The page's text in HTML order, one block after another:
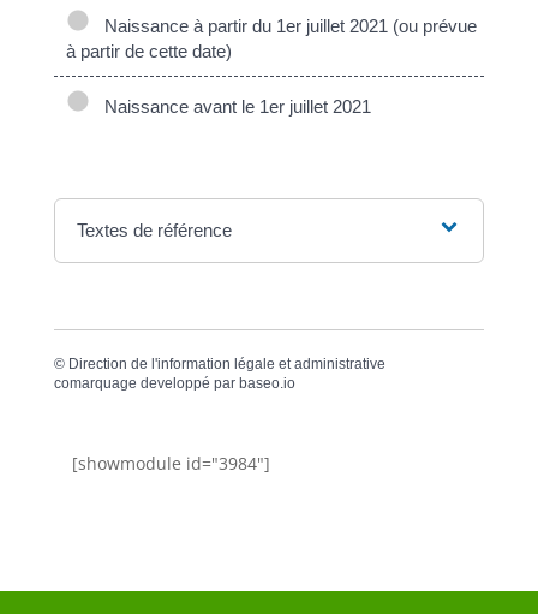
Naissance à partir du 1er juillet 2021 (ou prévue
à partir de cette date)
Naissance avant le 1er juillet 2021
Textes de référence
© Direction de l'information légale et administrative
comarquage developpé par baseo.io
[showmodule id="3984"]